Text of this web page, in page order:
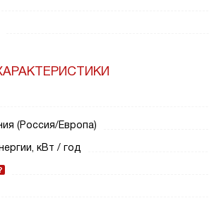
(Россия/Европа)
кВт / год